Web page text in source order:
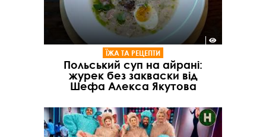
ЇЖА ТА РЕЦЕПТИ
Польський суп на айрані:
журек без закваски від
Шефа Алекса Якутова